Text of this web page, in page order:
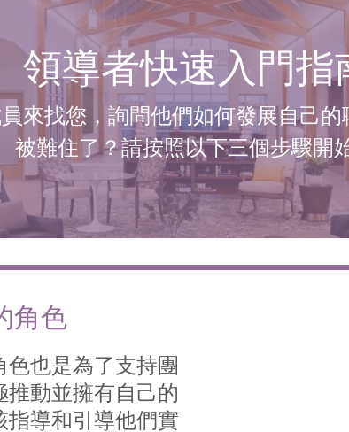
領導者快速入門指
來找您，詢問他們如何發展自己的
被難住了？請按照以下三個步驟開
角色
也是為了支持團
動並擁有自己的
導和引導他們實